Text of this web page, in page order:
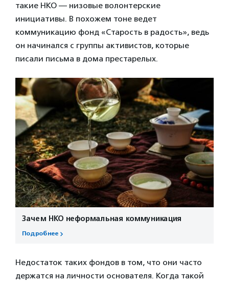
такие НКО — низовые волонтерские
инициативы. В похожем тоне ведет
коммуникацию фонд «Старость в радость», ведь
он начинался с группы активистов, которые
писали письма в дома престарелых.
Зачем НКО неформальная коммуникация
Подробнее
Недостаток таких фондов в том, что они часто
держатся на личности основателя. Когда такой